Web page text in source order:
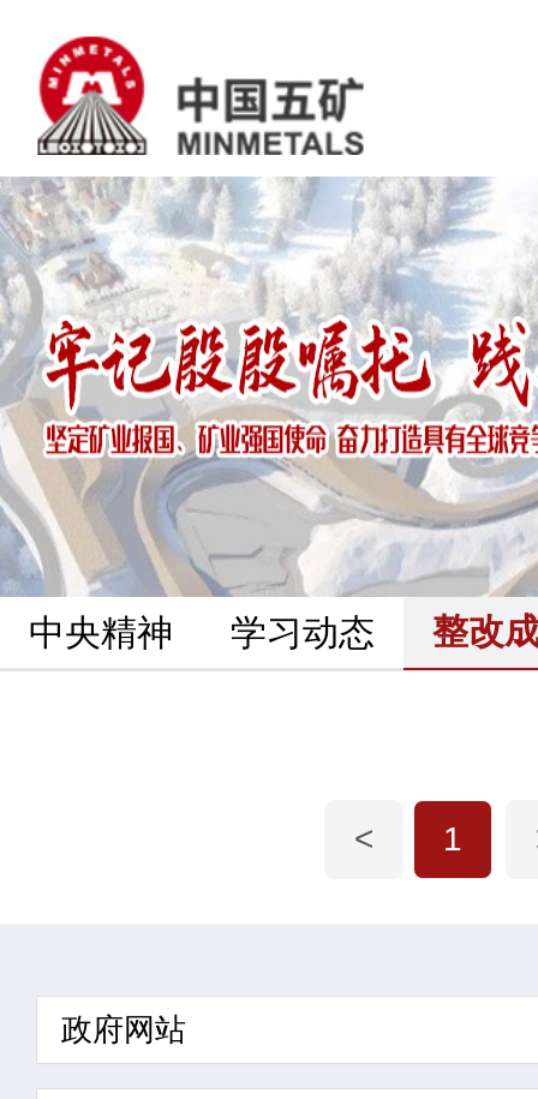
中央精神 学习动态 整改
< 1
政府网站